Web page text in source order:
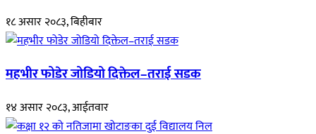
१८ असार २०८३, बिहीबार
महभीर फोडेर जोडियो दिक्तेल–तराई सडक
१४ असार २०८३, आईतवार